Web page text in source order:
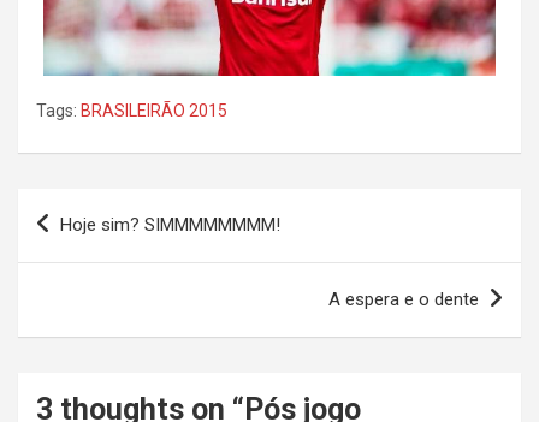
Tags: BRASILEIRÃO 2015
Navegação
Hoje sim? SIMMMMMMMM!
A espera e o dente
3 thoughts on “ Pós jogo